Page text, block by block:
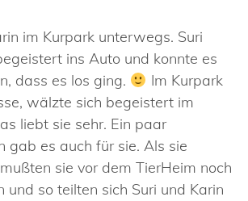
im Kurpark unterwegs. Suri
ins Auto und konnte es
dass es los ging.
Im Kurpark
wälzte sich begeistert im
liebt sie sehr. Ein paar
gab es auch für sie. Als sie
sie vor dem TierHeim noch
so teilten sich Suri und Karin